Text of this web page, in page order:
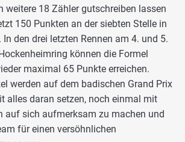
weitere 18 Zähler gutschreiben lassen
150 Punkten an der siebten Stelle in
den drei letzten Rennen am 4. und 5.
können die Formel
maximal 65 Punkte erreichen.
werden auf dem badischen Grand Prix
alles daran setzen, noch einmal mit
auf sich aufmerksam zu machen und
für einen versöhnlichen